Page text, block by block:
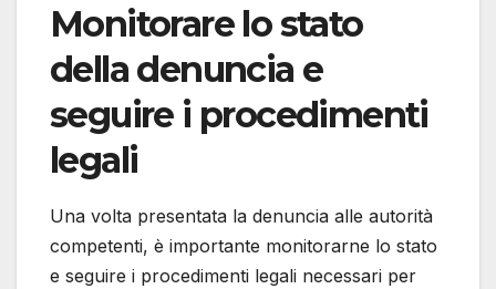
Monitorare lo stato
della denuncia e
seguire i procedimenti
legali
Una volta presentata la denuncia alle autorità
competenti, è importante monitorarne lo stato
e seguire i procedimenti legali necessari per